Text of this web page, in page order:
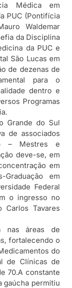
Médica em
PUC (Pontifícia
Waldemar
da Disciplina
da PUC e
São Lucas em
de dezenas de
para o
dentro e
Programas
Grande do Sul
de associados
– Mestres e
deve-se, em
em
em
Federal
o ingresso no
Carlos Tavares
nas áreas de
fortalecendo o
do
de Clínicas de
70.A constante
gaúcha permitiu